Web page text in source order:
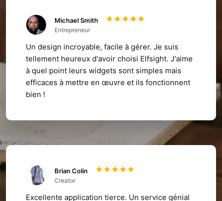
Michael Smith
Entrepreneur
Un design incroyable, facile à gérer. Je suis
tellement heureux d'avoir choisi Elfsight. J'aime
à quel point leurs widgets sont simples mais
efficaces à mettre en œuvre et ils fonctionnent
bien !
Brian Colin
Creator
Excellente application tierce. Un service génial